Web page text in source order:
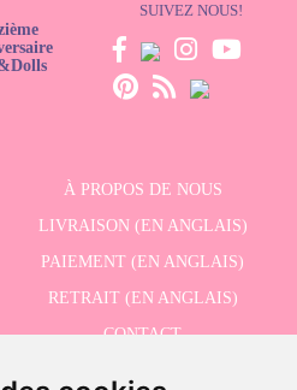
SUIVEZ NOUS!
À PROPOS DE NOUS
LIVRAISON (EN ANGLAIS)
PAIEMENT (EN ANGLAIS)
RETRAIT (EN ANGLAIS)
CONTACT